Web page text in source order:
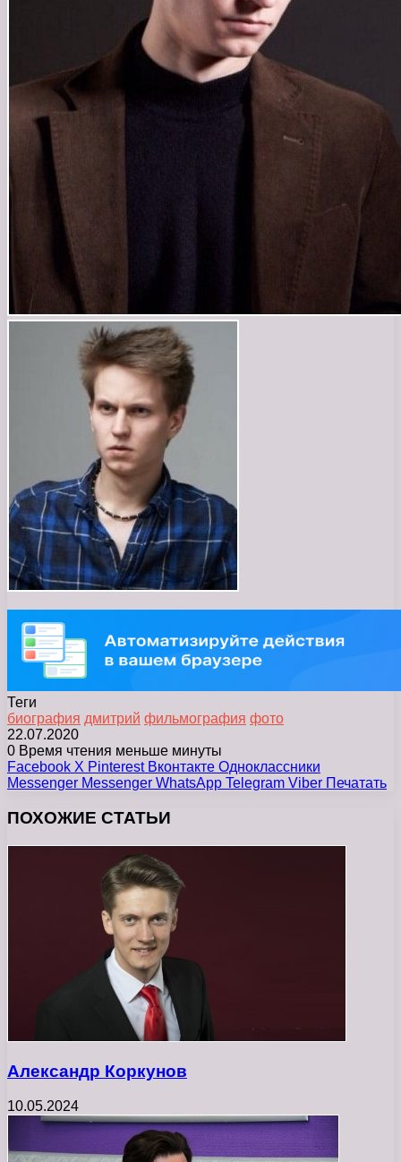
Теги
биография дмитрий фильмография фото
22.07.2020
0 Время чтения меньше минуты
Facebook X Pinterest Вконтакте Одноклассники
Messenger Messenger WhatsApp Telegram Viber Печатать
ПОХОЖИЕ СТАТЬИ
Александр Коркунов
10.05.2024